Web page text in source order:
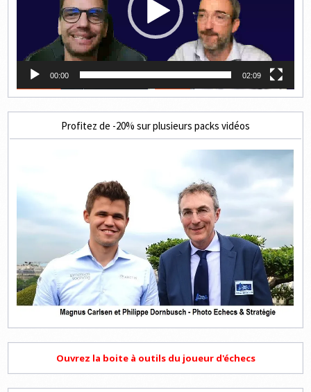
00:00 02:09
Profitez de -20% sur plusieurs packs vidéos
Ouvrez la boite à outils du joueur d'échecs